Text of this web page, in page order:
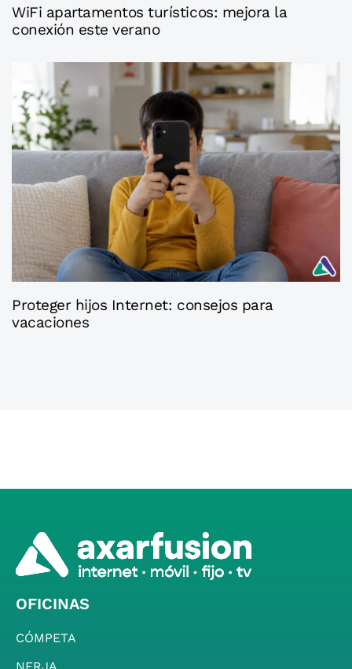
WiFi apartamentos turísticos: mejora la
conexión este verano
Proteger hijos Internet: consejos para
vacaciones
OFICINAS
CÓMPETA